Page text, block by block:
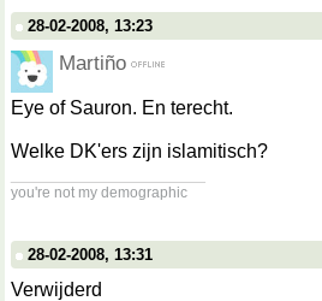
28-02-2008, 13:23
Martiño
Eye of Sauron. En terecht.
Welke DK'ers zijn islamitisch?
you're not my demographic
28-02-2008, 13:31
Verwijderd